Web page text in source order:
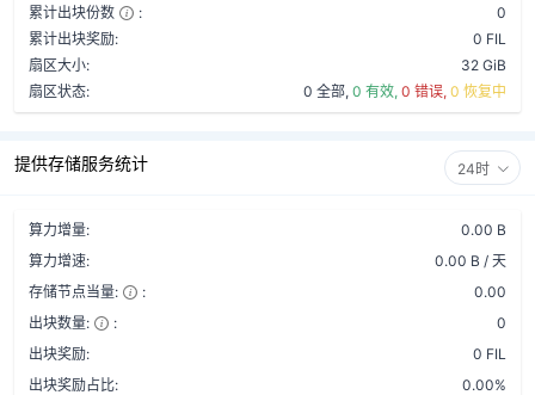
累计出块份数
:
0
累计出块奖励:
0 FIL
扇区大小:
32 GiB
扇区状态:
0 全部, 0 有效, 0 错误, 0 恢复中
提供存储服务统计 24时
算力增量:
0.00 B
算力增速:
0.00 B / 天
存储节点当量:
:
0.00
出块数量:
:
0
出块奖励:
0 FIL
出块奖励占比:
0.00%